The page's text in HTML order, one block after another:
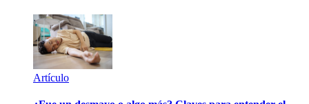
Artículo